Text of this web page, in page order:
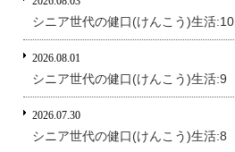
シニア世代の健口(けんこう)生活:10
2026.08.01
シニア世代の健口(けんこう)生活:9
2026.07.30
シニア世代の健口(けんこう)生活:8